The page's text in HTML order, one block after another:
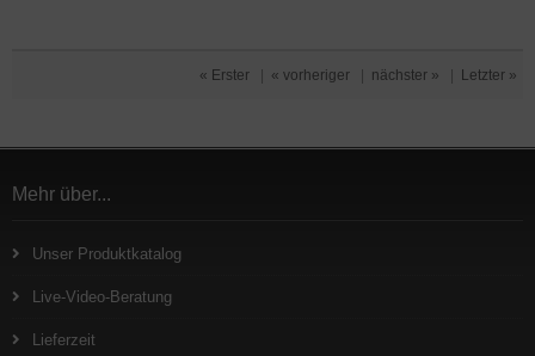
« Erster | « vorheriger | nächster » | Letzter »
Mehr über...
Unser Produktkatalog
Live-Video-Beratung
Lieferzeit